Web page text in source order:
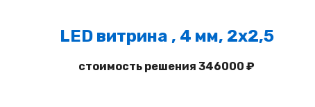
LED витрина , 4 мм, 2х2,5
стоимость решения 346000 ₽